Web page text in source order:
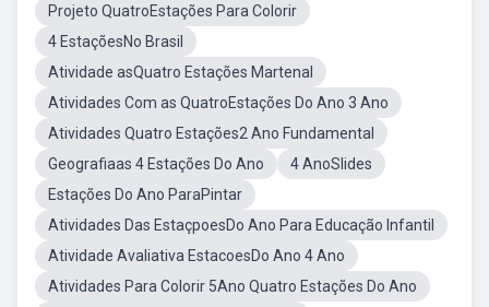
Projeto QuatroEstações Para Colorir
4 EstaçõesNo Brasil
Atividade asQuatro Estações Martenal
Atividades Com as QuatroEstações Do Ano 3 Ano
Atividades Quatro Estações2 Ano Fundamental
Geografiaas 4 Estações Do Ano
4 AnoSlides
Estações Do Ano ParaPintar
Atividades Das EstaçpoesDo Ano Para Educação Infantil
Atividade Avaliativa EstacoesDo Ano 4 Ano
Atividades Para Colorir 5Ano Quatro Estações Do Ano